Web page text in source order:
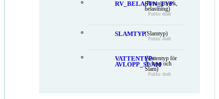
RV_BELASTN_TYP
(Reningsverk,
belastning)
Public draft
SLAMTYP(Slamtyp)
Public draft
VATTENTYP-
AVLOPP_SLAM
(Vattentyp för
Avlopp och
Slam)
Public draft